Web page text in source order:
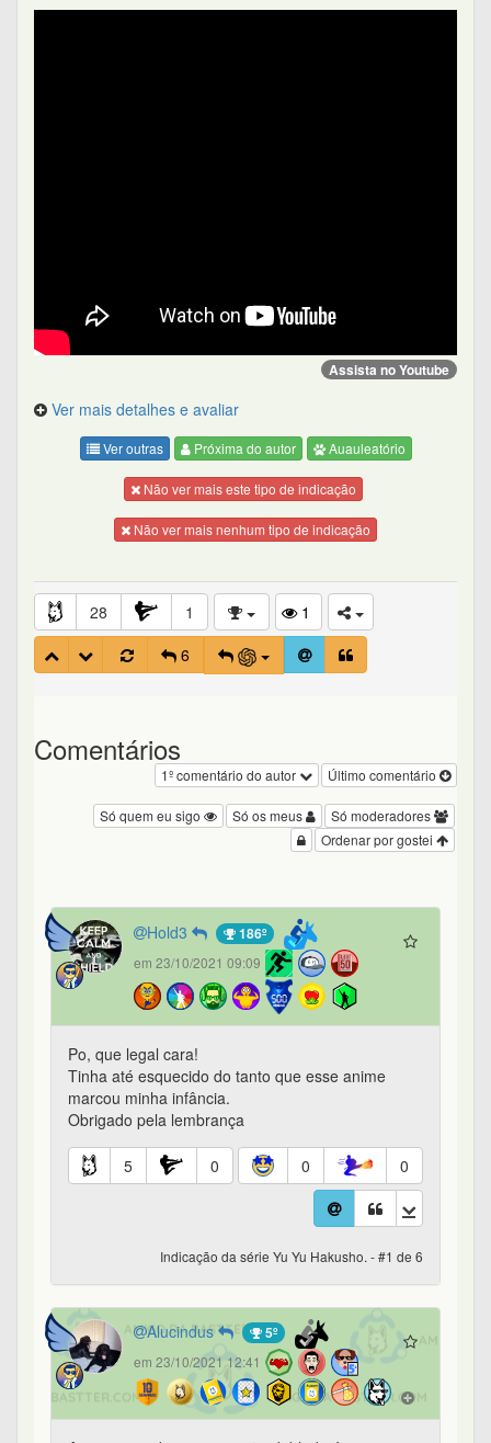
Assista no Youtube
Ver mais detalhes e avaliar
Ver outras Próxima do autor Auauleatório
Não ver mais este tipo de indicação
Não ver mais nenhum tipo de indicação
28 1
1
6
Comentários
Último comentário
1º comentário do autor
Só moderadores
Só os meus
Só quem eu sigo
Ordenar por gostei
Hold3 186º
em 23/10/2021 09:09
Po, que legal cara!
Tinha até esquecido do tanto que esse anime
marcou minha infância.
Obrigado pela lembrança
5 0 0 0
Indicação da série Yu Yu Hakusho. - #1 de 6
Alucindus 5º
em 23/10/2021 12:41